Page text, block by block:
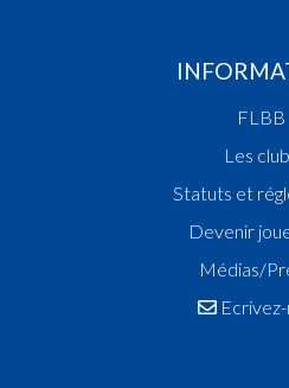
FLBB
Les
Statuts et
Devenir
Médias/
Ecrivez-